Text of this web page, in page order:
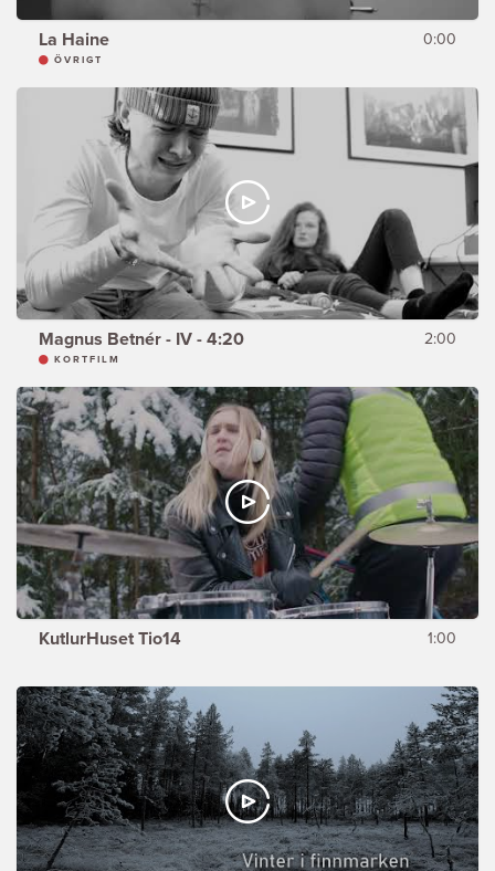
La Haine 0:00
ÖVRIGT
Magnus Betnér - IV - 4:20 2:00
KORTFILM
KutlurHuset Tio14 1:00